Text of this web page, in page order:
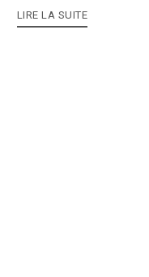
LIRE LA SUITE